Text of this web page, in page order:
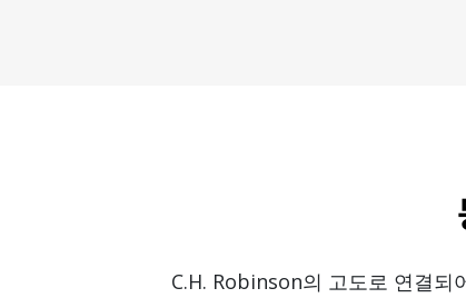
C.H. Robinson의 고도로 연결되